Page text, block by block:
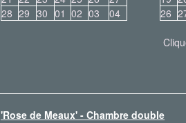
28 29 30 01 02 03 04
26
'Rose de Meaux' - Chambre double